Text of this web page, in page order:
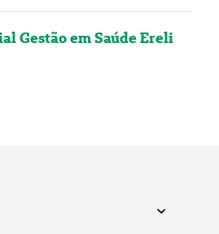
Gestão em Saúde Ereli